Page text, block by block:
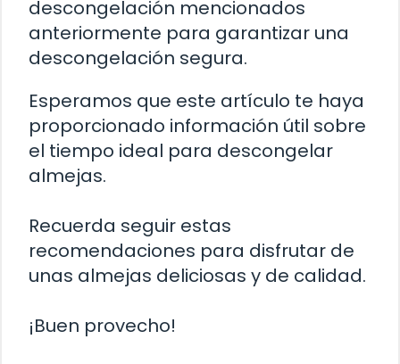
descongelación mencionados
anteriormente para garantizar una
descongelación segura.
Esperamos que este artículo te haya
proporcionado información útil sobre
el tiempo ideal para descongelar
almejas.
Recuerda seguir estas
recomendaciones para disfrutar de
unas almejas deliciosas y de calidad.
¡Buen provecho!